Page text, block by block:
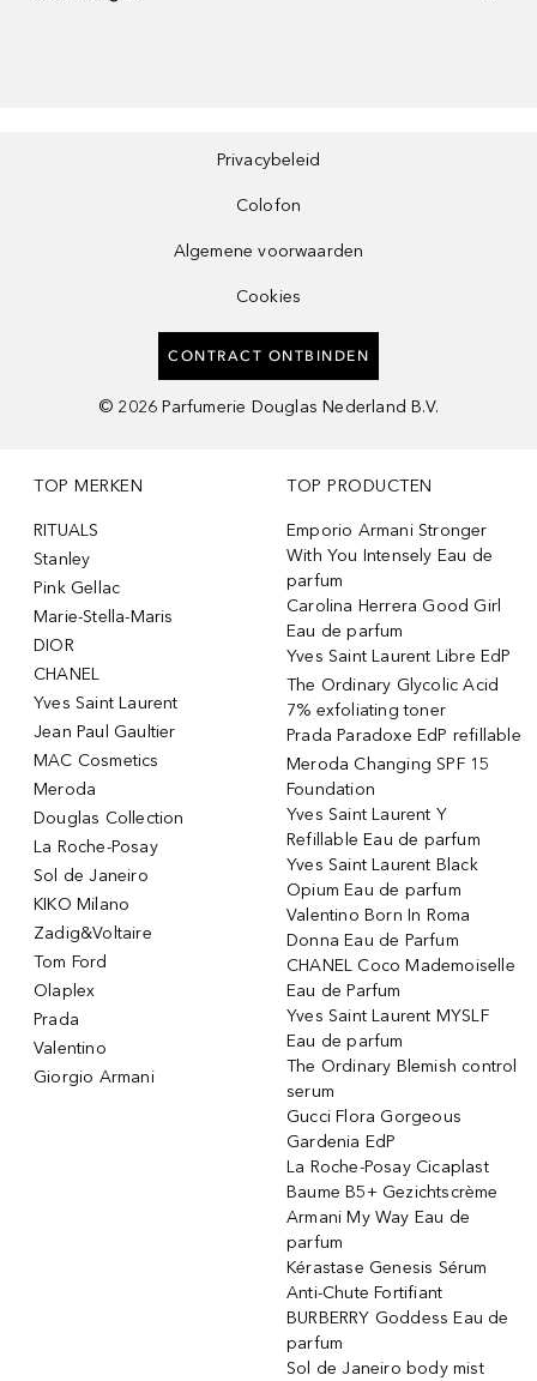
Privacybeleid
Colofon
Algemene voorwaarden
Cookies
CONTRACT ONTBINDEN
© 2026 Parfumerie Douglas Nederland B.V.
TOP MERKEN
RITUALS
Stanley
Pink Gellac
Marie-Stella-Maris
DIOR
CHANEL
Yves Saint Laurent
Jean Paul Gaultier
MAC Cosmetics
Meroda
Douglas Collection
La Roche-Posay
Sol de Janeiro
KIKO Milano
Zadig&Voltaire
Tom Ford
Olaplex
Prada
Valentino
Giorgio Armani
TOP PRODUCTEN
Emporio Armani Stronger
With You Intensely Eau de
parfum
Carolina Herrera Good Girl
Eau de parfum
Yves Saint Laurent Libre EdP
The Ordinary Glycolic Acid
7% exfoliating toner
Prada Paradoxe EdP refillable
Meroda Changing SPF 15
Foundation
Yves Saint Laurent Y
Refillable Eau de parfum
Yves Saint Laurent Black
Opium Eau de parfum
Valentino Born In Roma
Donna Eau de Parfum
CHANEL Coco Mademoiselle
Eau de Parfum
Yves Saint Laurent MYSLF
Eau de parfum
The Ordinary Blemish control
serum
Gucci Flora Gorgeous
Gardenia EdP
La Roche-Posay Cicaplast
Baume B5+ Gezichtscrème
Armani My Way Eau de
parfum
Kérastase Genesis Sérum
Anti-Chute Fortifiant
BURBERRY Goddess Eau de
parfum
Sol de Janeiro body mist